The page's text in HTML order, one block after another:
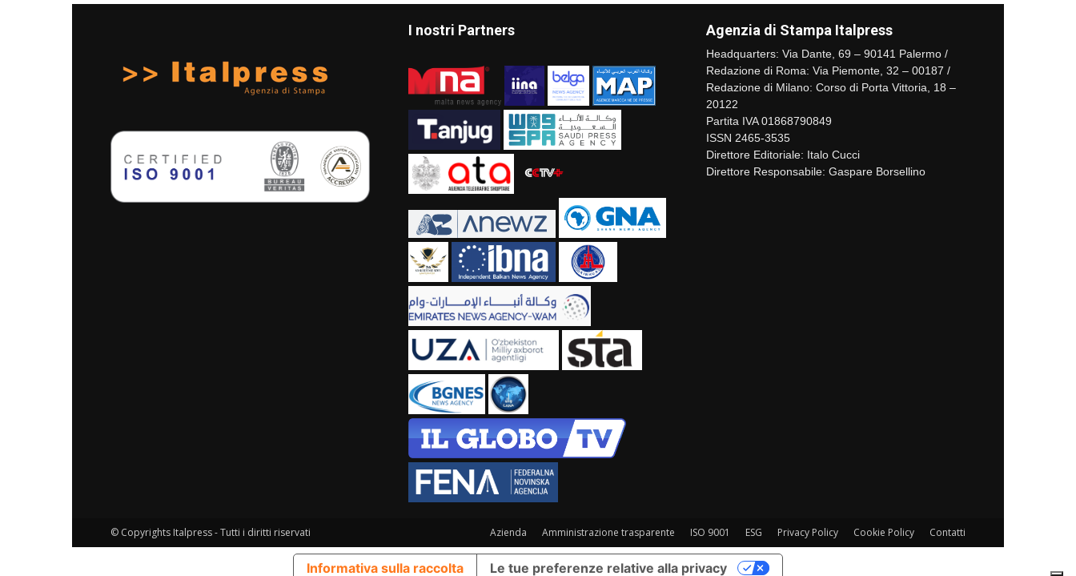
I nostri Partners Agenzia di Stampa Italpress
Headquarters: Via Dante, 69 – 90141 Palermo /
Redazione di Roma: Via Piemonte, 32 – 00187 /
Redazione di Milano: Corso di Porta Vittoria, 18 –
20122
Partita IVA 01868790849
ISSN 2465-3535
Direttore Editoriale: Italo Cucci
Direttore Responsabile: Gaspare Borsellino
Azienda Amministrazione trasparente ISO 9001 ESG Privacy Policy Cookie Policy Contatti
© Copyrights Italpress - Tutti i diritti riservati
Informativa sulla raccolta Le tue preferenze relative alla privacy